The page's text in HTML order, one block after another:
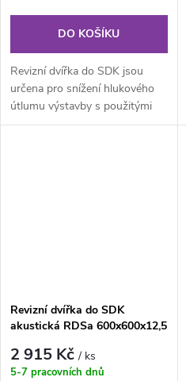
DO KOŠÍKU
Revizní dvířka do SDK jsou
určena pro snížení hlukového
útlumu výstavby s použitými
akustickými deskami. Skládají
Revizní dvířka do SDK
akustická RDSa 600x600x12,5
2 915 Kč/ ks
5-7 pracovních dnů